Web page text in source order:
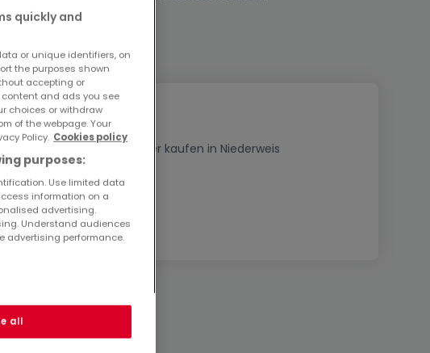
2 Zimmer Häuser kaufen in Niederweis
quickly and
or unique identifiers, on
the purposes shown
accepting or
and ads you see
choices or withdraw
of the webpage. Your
Policy. Cookies policy
purposes:
Use limited data
information on a
advertising.
Understand audiences
advertising performance.
all